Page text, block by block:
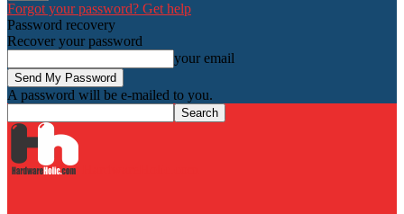
Forgot your password? Get help
Password recovery
Recover your password
your email
A password will be e-mailed to you.